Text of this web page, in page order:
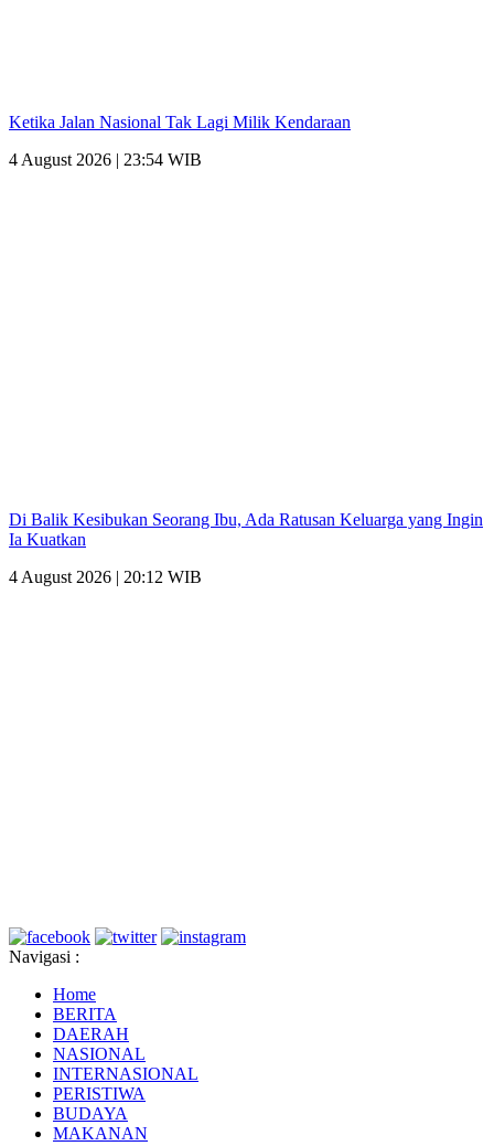
Ketika Jalan Nasional Tak Lagi Milik Kendaraan
4 August 2026 | 23:54 WIB
Di Balik Kesibukan Seorang Ibu, Ada Ratusan Keluarga yang Ingin
Ia Kuatkan
4 August 2026 | 20:12 WIB
Navigasi :
Home
BERITA
DAERAH
NASIONAL
INTERNASIONAL
PERISTIWA
BUDAYA
MAKANAN